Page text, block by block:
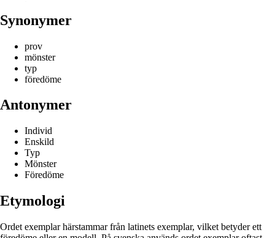
Synonymer
prov
mönster
typ
föredöme
Antonymer
Individ
Enskild
Typ
Mönster
Föredöme
Etymologi
Ordet exemplar härstammar från latinets exemplar, vilket betyder ett